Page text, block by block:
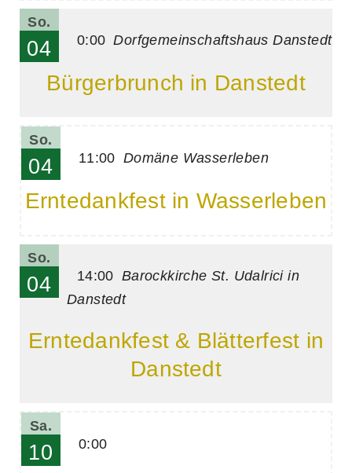
So.
04 0:00 Dorfgemeinschaftshaus Danstedt
Bürgerbrunch in Danstedt
So.
04 11:00 Domäne Wasserleben
Erntedankfest in Wasserleben
So.
04 14:00 Barockkirche St. Udalrici in
Danstedt
Erntedankfest & Blätterfest in
Danstedt
Sa.
10 0:00